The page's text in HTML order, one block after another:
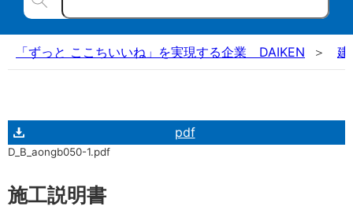
「ずっと ここちいいね」を実現する企業 DAIKEN 建
pdf
D_B_aongb050-1.pdf
施工説明書